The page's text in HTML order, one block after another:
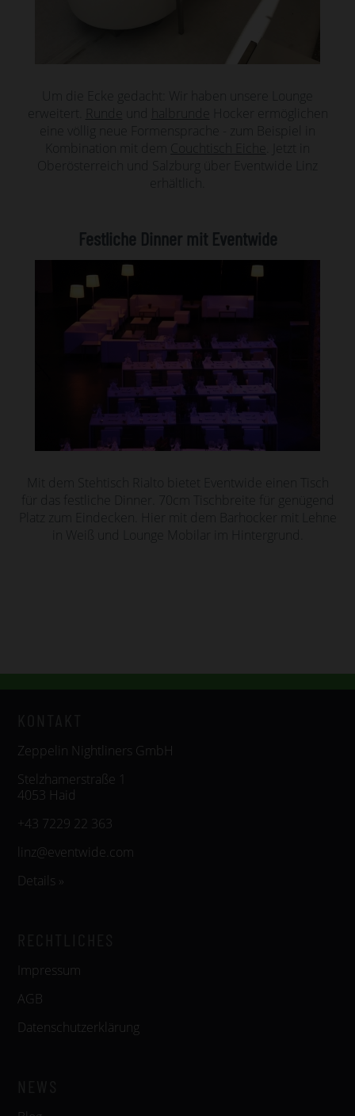
Um die Ecke gedacht: Wir haben unsere Lounge
erweitert.
Runde und halbrunde
Hocker ermöglichen
eine völlig neue Formensprache - zum Beispiel in
Kombination mit dem
Couchtisch Eiche
. Jetzt in
Oberösterreich und Salzburg über Eventwide Linz
erhältlich.
Festliche Dinner mit Eventwide
Mit dem Stehtisch Rialto bietet Eventwide einen Tisch
für das festliche Dinner. 70cm Tischbreite für genügend
Platz zum Eindecken. Hier mit dem Barhocker mit Lehne
in Weiß und Lounge Mobilar im Hintergrund.
Zeppelin Nightliners GmbH
Stelzhamerstraße 1
4053 Haid
+43 7229 22 363
linz@eventwide.com
Details »
Impressum
AGB
Datenschutzerklärung